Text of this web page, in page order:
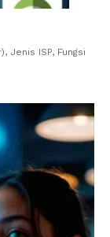
Jenis ISP, Fungsi